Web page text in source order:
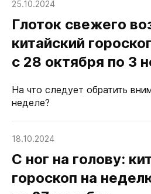
25.10.2024
Глоток свежего
китайский
с 28 октября по 3
На что следует обратить
неделе?
18.10.2024
С ног на голову:
гороскоп на